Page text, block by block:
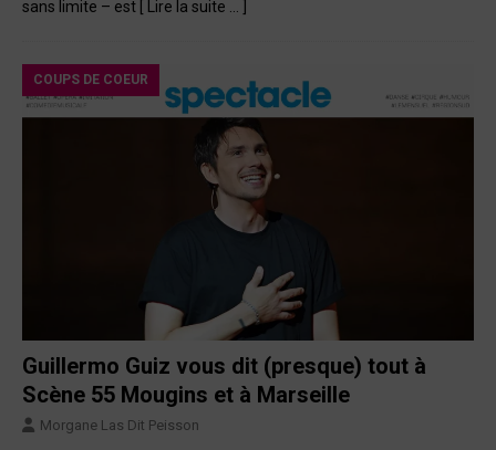
sans limite – est [ Lire la suite … ]
COUPS DE COEUR
Guillermo Guiz vous dit (presque) tout à
Scène 55 Mougins et à Marseille
Morgane Las Dit Peisson